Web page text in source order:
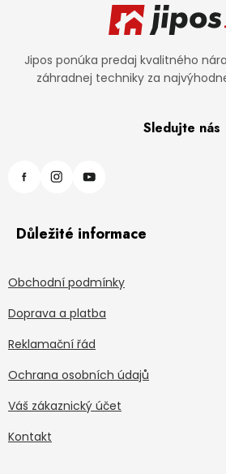
Jipos ponúka predaj kvalitného
záhradnej techniky za
Sledujte nás
Důležité informace
Obchodní podmínky
Doprava a platba
Reklamační řád
Ochrana osobních údajů
Váš zákaznický účet
Kontakt